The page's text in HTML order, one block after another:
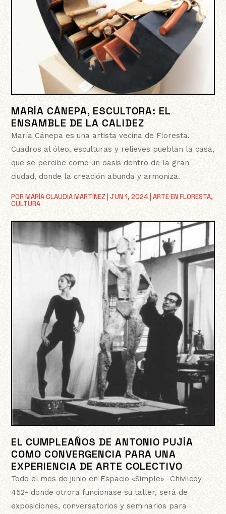
MARÍA CÁNEPA, ESCULTORA: EL
ENSAMBLE DE LA CALIDEZ
PORMARÍA CLAUDIA MARTÍNEZ |JUN 1, 2024 |ARTE EN FLORESTA,
CULTURA
María Cánepa es una artista vecina de Floresta.
Cuadros al óleo, esculturas y relieves pueblan la casa,
que se percibe como un oasis dentro de la gran
ciudad, donde la creación abunda y armoniza.
EL CUMPLEAÑOS DE ANTONIO PUJÍA
COMO CONVERGENCIA PARA UNA
EXPERIENCIA DE ARTE COLECTIVO
Todo el mes de junio en Espacio «Simple» -Chivilcoy
452- donde otrora funcionase su taller, será de
exposiciones, conversatorios y seminarios para